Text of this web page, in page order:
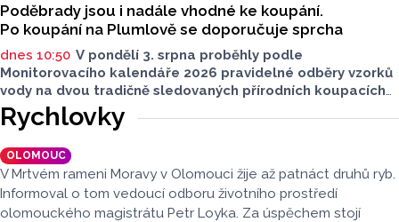
Poděbrady jsou i nadále vhodné ke koupání.
Po koupání na Plumlově se doporučuje sprcha
dnes 10:50 V pondělí 3. srpna proběhly podle
Monitorovacího kalendáře 2026 pravidelné odběry vzorků
vody na dvou tradičně sledovaných přírodních koupacích
lokalitách v Olomouckém kraji – ve Vodní nádrži Plumlov
(VN Plumlov) a v Koupací oblasti Poděbrady (KO
Poděbrady). Monitoring byl proveden Krajskou
hygienickou stanicí Olomouckého kraje (KHS)
ve spolupráci se Zdravotním ústavem se sídlem v Ostravě,
Centrem hygienických laboratoří v Olomouci.
Rychlovky
OLOMOUC
V Mrtvém rameni Moravy v Olomouci žije až patnáct druhů ryb.
Informoval o tom vedoucí odboru životního prostředí
olomouckého magistrátu Petr Loyka. Za úspěchem stojí